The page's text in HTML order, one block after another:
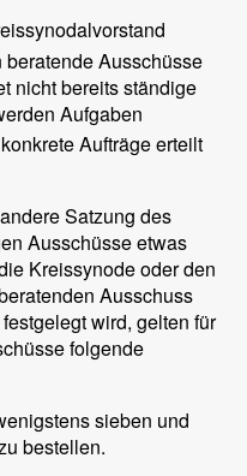
Ausschüsse
nicht bereits ständige
Aufgaben
Aufträge erteilt
Satzung des
Ausschüsse etwas
Kreissynode oder den
Ausschuss
wird, gelten für
folgende
sieben und
bestellen.